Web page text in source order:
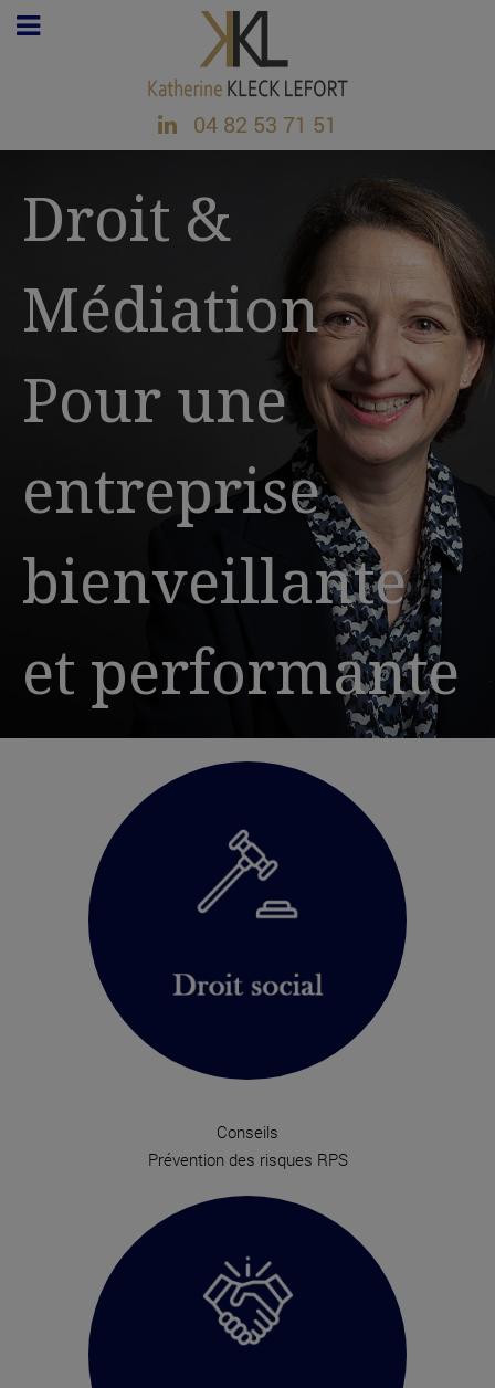
04 82 53 71 51
Droit &
Médiation
Pour une
entreprise
bienveillante
et performante
Conseils
Prévention des risques RPS